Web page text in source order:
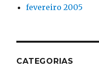
fevereiro 2005
CATEGORIAS